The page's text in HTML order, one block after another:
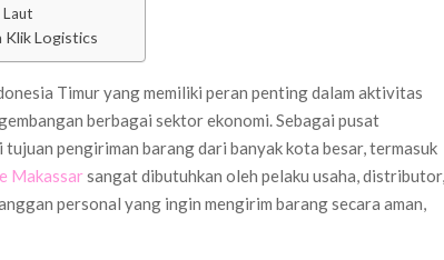
Laut
Klik Logistics
Timur yang memiliki peran penting dalam aktivitas
berbagai sektor ekonomi. Sebagai pusat
pengiriman barang dari banyak kota besar, termasuk
Makassarsangat dibutuhkan oleh pelaku usaha, distributor,
personal yang ingin mengirim barang secara aman,